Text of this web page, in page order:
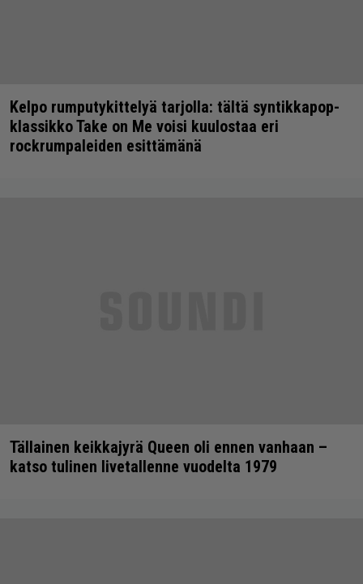
Kelpo rumputykittelyä tarjolla: tältä syntikkapop-
klassikko Take on Me voisi kuulostaa eri
rockrumpaleiden esittämänä
Tällainen keikkajyrä Queen oli ennen vanhaan –
katso tulinen livetallenne vuodelta 1979